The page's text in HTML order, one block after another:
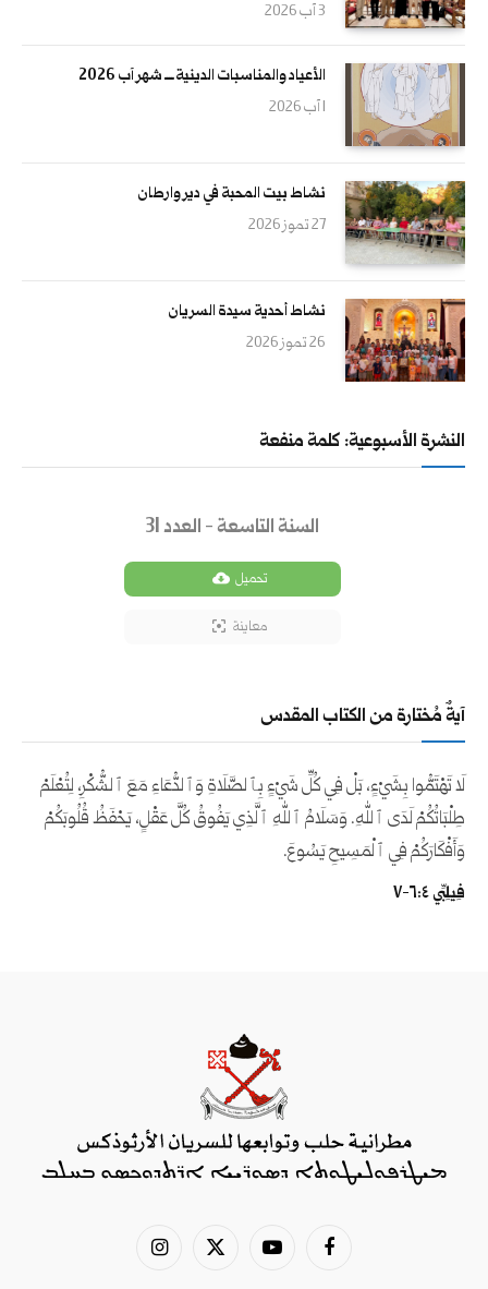
3 آب 2026
الأعياد والمناسبات الدينية ــــ شهر آب 2026
1 آب 2026
نشاط بيت المحبة في دير وارطان
27 تموز 2026
نشاط أحدية سيدة السريان
26 تموز 2026
النشرة الأسبوعية: كلمة منفعة
السنة التاسعة - العدد 31
تحميل
معاينة
آيةٌ مُختارة من الكتاب المقدس
لَا تَهْتَمُّوا بِشَيْءٍ، بَلْ فِي كُلِّ شَيْءٍ بِٱلصَّلَاةِ وَٱلدُّعَاءِ مَعَ ٱلشُّكْرِ، لِتُعْلَمْ
طِلْبَاتُكُمْ لَدَى ٱللهِ. وَسَلَامُ ٱللهِ ٱلَّذِي يَفُوقُ كُلَّ عَقْلٍ، يَحْفَظُ قُلُوبَكُمْ
وَأَفْكَارَكُمْ فِي ٱلْمَسِيحِ يَسُوعَ.
فِيلِبِّي ٤:‏٦-‏٧
فيسبوك يوتيوب
X
الانستغرام